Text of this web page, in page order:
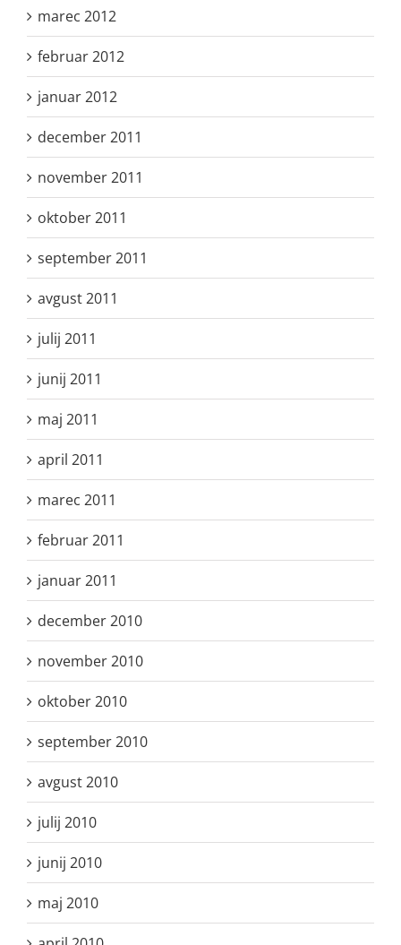
marec 2012
februar 2012
januar 2012
december 2011
november 2011
oktober 2011
september 2011
avgust 2011
julij 2011
junij 2011
maj 2011
april 2011
marec 2011
februar 2011
januar 2011
december 2010
november 2010
oktober 2010
september 2010
avgust 2010
julij 2010
junij 2010
maj 2010